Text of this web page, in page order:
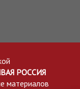
РОССИЯ
материалов